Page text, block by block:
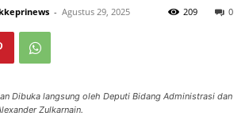
- Agustus 29, 2025 0
209
Dibuka langsung oleh Deputi Bidang Administrasi dan
Zulkarnain.